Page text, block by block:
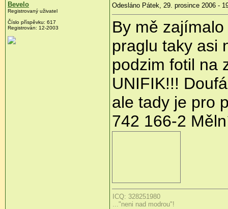
Bevelo
Registrovaný uživatel
Číslo příspěvku: 617
Registrován: 12-2003
Odesláno Pátek, 29. prosince 2006 -
By mě
praglu taky asi
podzim fotil na
UNIFIK!!!
ale tady je pro
742 166-2
ICQ: 328251980
..."neni nad modrou"!